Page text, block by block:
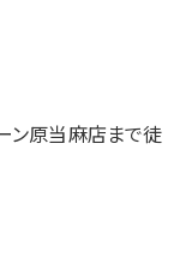
ン原当麻店まで徒